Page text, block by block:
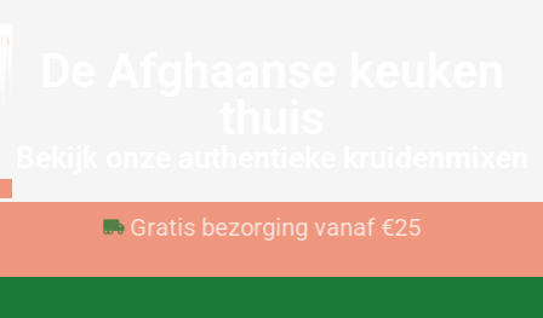
Gratis bezorging vanaf €25
Voor 23:59 besteld, vandaag verzonden